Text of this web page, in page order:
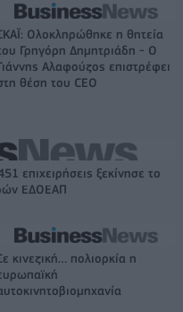
Ολοκληρώθηκε η θητεία
Γρηγόρη Δημητριάδη - Ο
Αλαφούζος επιστρέφει
θέση του CEO
επιχειρήσεις ξεκίνησε το
ΕΔΟΕΑΠ
κινεζική… πολιορκία η